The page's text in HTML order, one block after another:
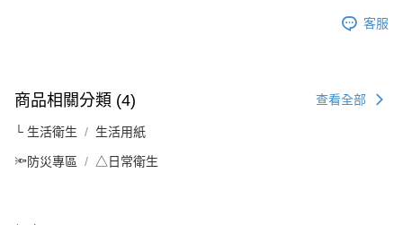
客服
商品相關分類 (4) 查看全部
└ 生活衛生 生活用紙
🔦防災專區 △日常衛生